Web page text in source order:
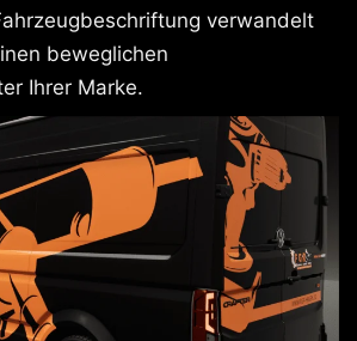
verwandelt
beweglichen
Ihrer Marke.